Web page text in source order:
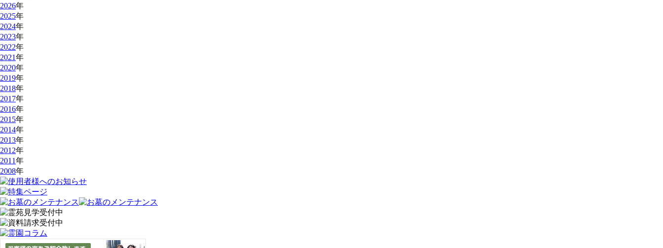
2026年
2025年
2024年
2023年
2022年
2021年
2020年
2019年
2018年
2017年
2016年
2015年
2014年
2013年
2012年
2011年
2008年